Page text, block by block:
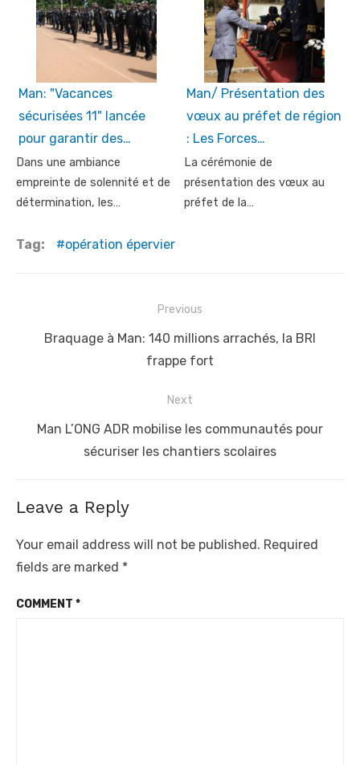
Man: "Vacances
sécurisées 11" lancée
pour garantir des…
Dans une ambiance
empreinte de solennité et de
détermination, les…
Man/ Présentation des
vœux au préfet de région
: Les Forces…
La cérémonie de
présentation des vœux au
préfet de la…
Tag: opération épervier
navigation
Previous
Previous
Braquage à Man: 140 millions arrachés, la BRI
frappe fort
Next
Next
Man L’ONG ADR mobilise les communautés pour
sécuriser les chantiers scolaires
Leave a Reply
Your email address will not be published. Required
fields are marked *
COMMENT *